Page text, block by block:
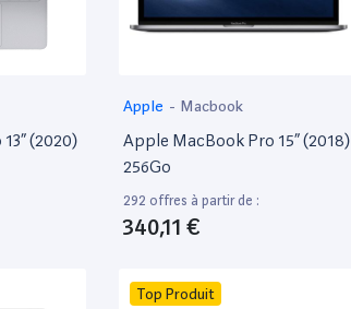
(2020)
Apple - Macbook
Apple MacBook Pro 15” (2018)
256Go
292 offres à partir de :
340,11 €
Top Produit